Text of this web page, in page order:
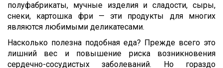
полуфабрикаты, мучные изделия и сладости, сыры,
снеки, картошка фри — эти продукты для многих
являются любимыми деликатесами.
Насколько полезна подобная еда? Прежде всего это
лишний вес и повышение риска возникновения
сердечно-сосудистых заболеваний. Но гораздо